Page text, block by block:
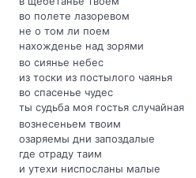
во полете лазоревом
не о том ли поем
нахожденье над зорями
во сиянье небес
из тоски из постылого чаянья
во спасенье чудес
ты судьба моя гостья случайная
вознесеньем твоим
озаряемы дни запоздалые
где отраду таим
и утехи ниспосланы малые